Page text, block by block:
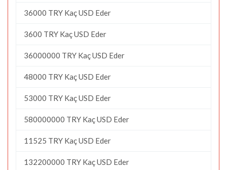
36000 TRY Kaç USD Eder
3600 TRY Kaç USD Eder
36000000 TRY Kaç USD Eder
48000 TRY Kaç USD Eder
53000 TRY Kaç USD Eder
580000000 TRY Kaç USD Eder
11525 TRY Kaç USD Eder
132200000 TRY Kaç USD Eder